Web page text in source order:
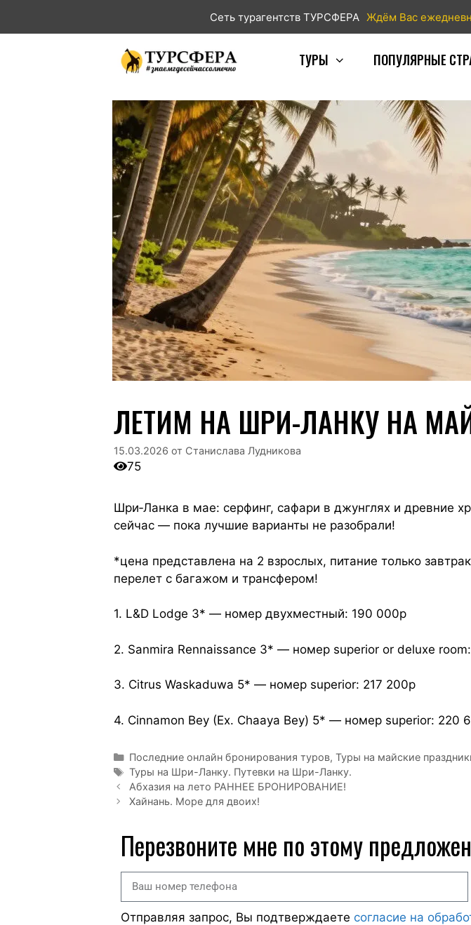
Сеть турагентств ТУРСФЕРА Ждём Вас
ТУРЫ ПОПУЛЯРНЫЕ
ЛЕТИМ НА ШРИ-ЛАНКУ НА
15.03.2026 от Станислава Лудникова
75
Шри‑Ланка в мае: серфинг, сафари в джунглях и древние
сейчас — пока лучшие варианты не разобрали!
*цена представлена на 2 взрослых, питание только
перелет с багажом и трансфером!
1. L&D Lodge 3* — номер двухместный: 190 000р
2. Sanmira Rennaissance 3* — номер superior or deluxe
3. Citrus Waskaduwa 5* — номер superior: 217 200р
4. Cinnamon Bey (Ex. Chaaya Bey) 5* — номер superior: 220
Последние онлайн бронирования туров, Туры на майские
Туры на Шри-Ланку. Путевки на Шри-Ланку.
Абхазия на лето РАННЕЕ БРОНИРОВАНИЕ!
Хайнань. Море для двоих!
Перезвоните мне по этому
Отправляя запрос, Вы подтверждаете согласие на